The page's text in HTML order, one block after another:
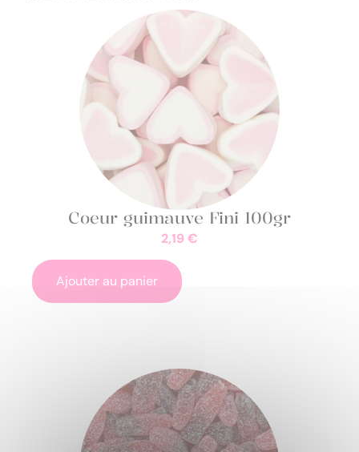
Coeur guimauve Fini 100gr
2,19 €
Ajouter au panier